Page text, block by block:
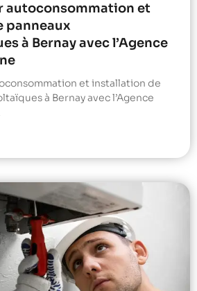
autoconsommation et
panneaux
à Bernay avec l’Agence
et installation de
à Bernay avec l’Agence